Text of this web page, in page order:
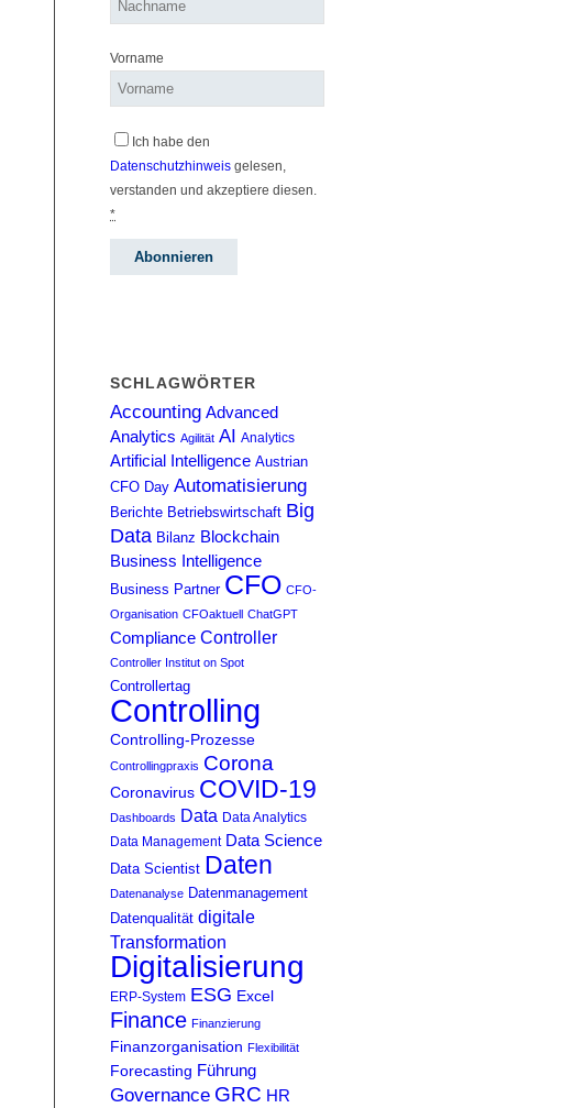
Vorname
Ich habe den
Datenschutzhinweis gelesen,
verstanden und akzeptiere diesen.
*
SCHLAGWÖRTER
Accounting Advanced
Analytics Agilität AI Analytics
Artificial Intelligence Austrian
CFO Day Automatisierung
Berichte Betriebswirtschaft Big
Data Bilanz Blockchain
Business Intelligence
Business Partner CFO CFO-
Organisation CFOaktuell ChatGPT
Compliance Controller
Controller Institut on Spot
Controllertag
Controlling
Controlling-Prozesse
Controllingpraxis Corona
Coronavirus COVID-19
Dashboards Data Data Analytics
Data Management Data Science
Data Scientist Daten
Datenanalyse Datenmanagement
Datenqualität digitale
Transformation
Digitalisierung
ERP-System ESG Excel
Finance Finanzierung
Finanzorganisation Flexibilität
Forecasting Führung
Governance GRC HR